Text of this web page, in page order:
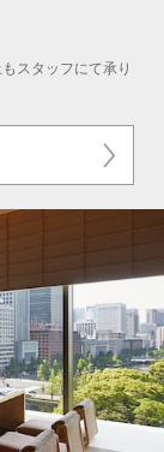
スタッフにて承り